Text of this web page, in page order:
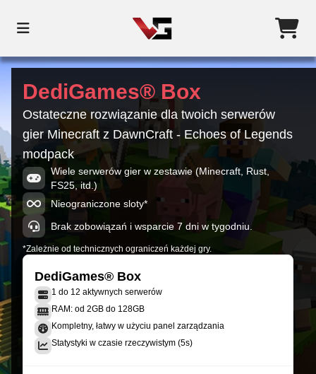
DediGames® Box
Ostateczne rozwiązanie dla twoich serwerów
gier Minecraft z DawnCraft - Echoes of Legends
modpack
Wiele serwerów gier w zestawie (Minecraft, Rust,
FS25, itd.)
Nieograniczone sloty*
Brak zobowiązań i wsparcie 7 dni w tygodniu.
*Zależnie od technicznych ograniczeń każdej gry.
DediGames® Box
1 do 12 aktywnych serwerów
RAM: od 2GB do 128GB
Kompletny, łatwy w użyciu panel zarządzania
Statystyki w czasie rzeczywistym (5s)